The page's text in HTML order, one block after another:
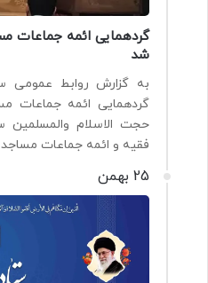
گردهمایی ائمه جماعات
شد
به گزارش روابط عمومی
گردهمایی ائمه جماعات
حجت الاسلام
فقیه و ائمه جماعات مساجد کاشان
25 بهمن